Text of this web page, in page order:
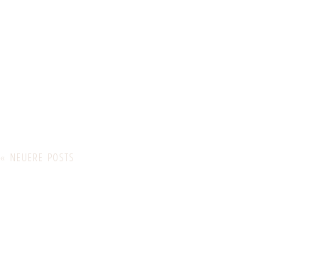
« NEUERE POSTS